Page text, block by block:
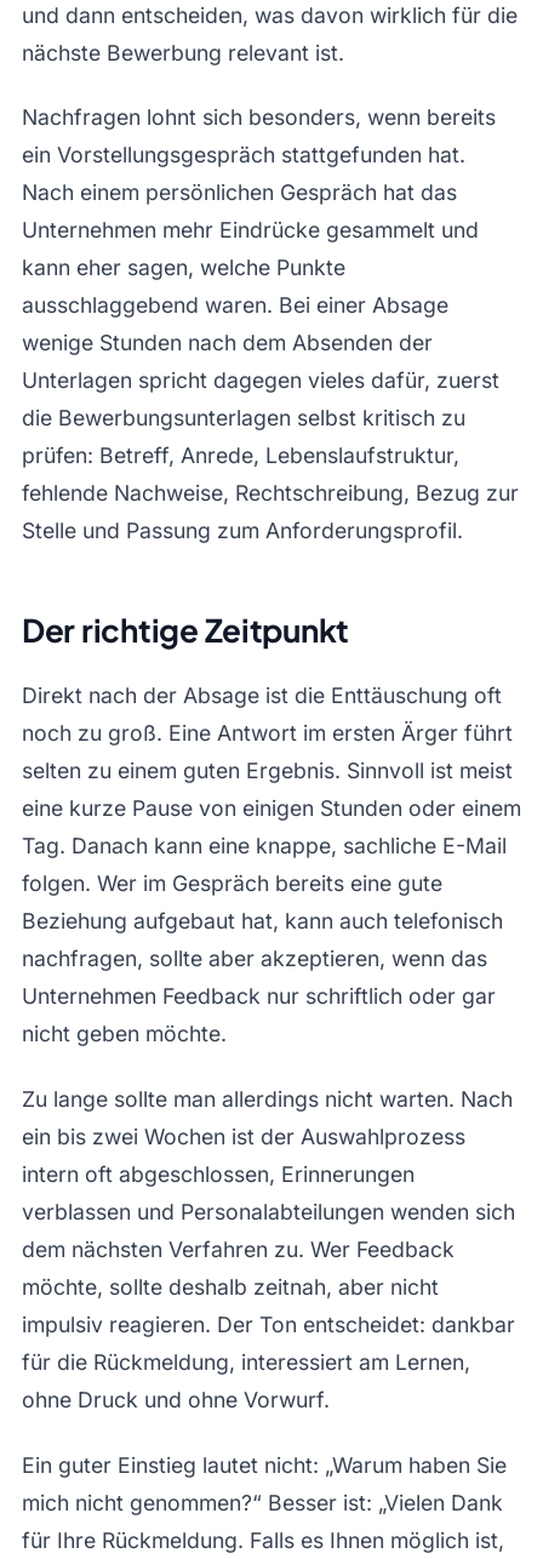
und dann entscheiden, was davon wirklich für die
nächste Bewerbung relevant ist.
Nachfragen lohnt sich besonders, wenn bereits
ein Vorstellungsgespräch stattgefunden hat.
Nach einem persönlichen Gespräch hat das
Unternehmen mehr Eindrücke gesammelt und
kann eher sagen, welche Punkte
ausschlaggebend waren. Bei einer Absage
wenige Stunden nach dem Absenden der
Unterlagen spricht dagegen vieles dafür, zuerst
die Bewerbungsunterlagen selbst kritisch zu
prüfen: Betreff, Anrede, Lebenslaufstruktur,
fehlende Nachweise, Rechtschreibung, Bezug zur
Stelle und Passung zum Anforderungsprofil.
Der richtige Zeitpunkt
Direkt nach der Absage ist die Enttäuschung oft
noch zu groß. Eine Antwort im ersten Ärger führt
selten zu einem guten Ergebnis. Sinnvoll ist meist
eine kurze Pause von einigen Stunden oder einem
Tag. Danach kann eine knappe, sachliche E-Mail
folgen. Wer im Gespräch bereits eine gute
Beziehung aufgebaut hat, kann auch telefonisch
nachfragen, sollte aber akzeptieren, wenn das
Unternehmen Feedback nur schriftlich oder gar
nicht geben möchte.
Zu lange sollte man allerdings nicht warten. Nach
ein bis zwei Wochen ist der Auswahlprozess
intern oft abgeschlossen, Erinnerungen
verblassen und Personalabteilungen wenden sich
dem nächsten Verfahren zu. Wer Feedback
möchte, sollte deshalb zeitnah, aber nicht
impulsiv reagieren. Der Ton entscheidet: dankbar
für die Rückmeldung, interessiert am Lernen,
ohne Druck und ohne Vorwurf.
Ein guter Einstieg lautet nicht: „Warum haben Sie
mich nicht genommen?“ Besser ist: „Vielen Dank
für Ihre Rückmeldung. Falls es Ihnen möglich ist,